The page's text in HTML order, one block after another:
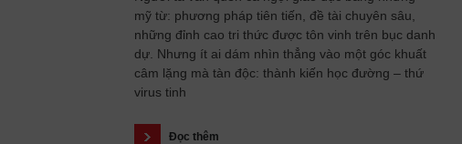
mỹ từ: phương pháp tiên tiến, đề tài chuyên sâu,
những đỉnh cao tri thức được tôn vinh trên bục danh
dự. Nhưng ít ai dám nhìn thẳng vào một góc khuất
câm lặng mà tàn độc: thành kiến học đường – thứ
virus tinh
Đọc thêm